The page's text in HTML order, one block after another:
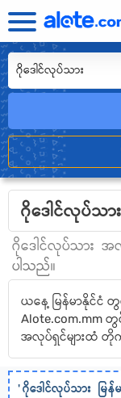
ဂိုဒေါင်လုပ်သာ
ဂိုဒေါင်လုပ်သား အ
ပါသည်။
ယနေ့ မြန်မာနိုင်ငံ
Alote.com.mm
အလုပ်ရှင်များထံ တို
'ဂိုဒေါင်လုပ်သား မြ